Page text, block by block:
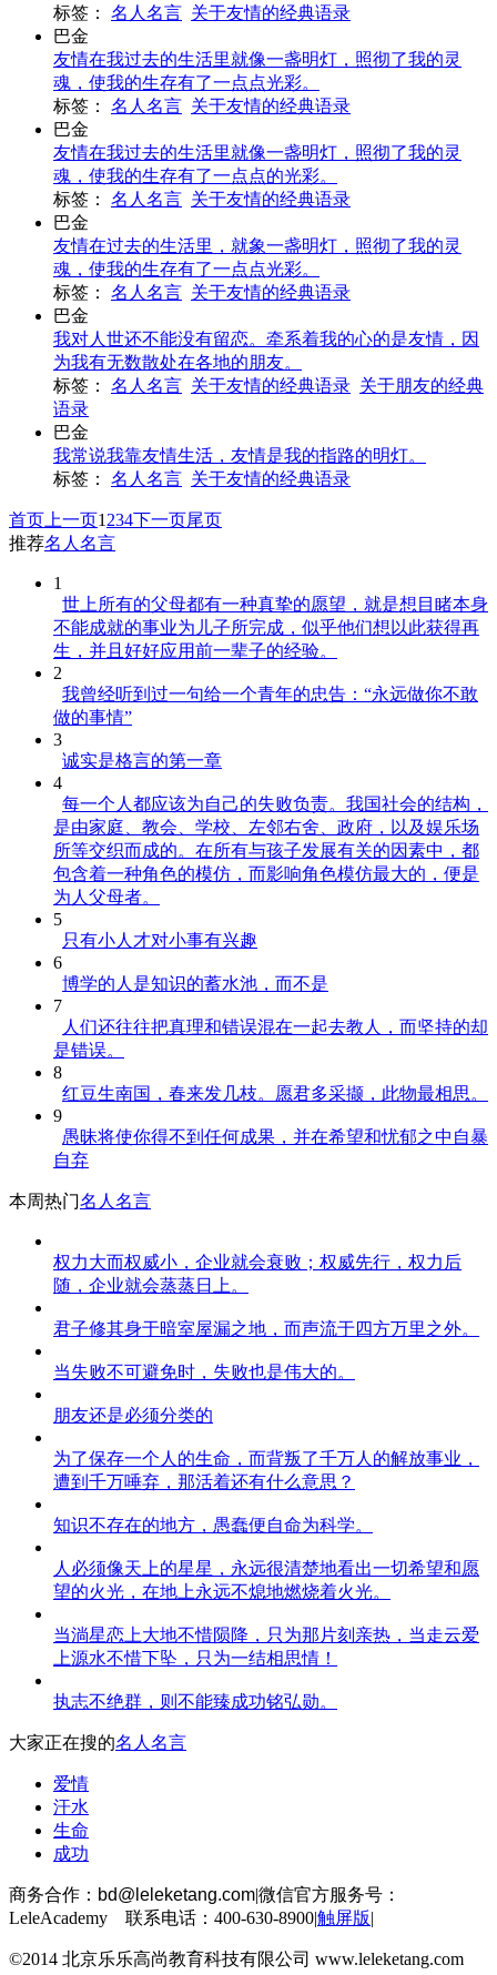
标签：
名人名言 关于友情的经典语录
巴金
友情在我过去的生活里就像一盏明灯，照彻了我的灵
魂，使我的生存有了一点点光彩。
标签：
名人名言 关于友情的经典语录
巴金
友情在我过去的生活里就像一盏明灯，照彻了我的灵
魂，使我的生存有了一点点的光彩。
标签：
名人名言 关于友情的经典语录
巴金
友情在过去的生活里，就象一盏明灯，照彻了我的灵
魂，使我的生存有了一点点光彩。
标签：
名人名言 关于友情的经典语录
巴金
我对人世还不能没有留恋。牵系着我的心的是友情，因
为我有无数散处在各地的朋友。
标签：
名人名言 关于友情的经典语录 关于朋友的经典
语录
巴金
我常说我靠友情生活，友情是我的指路的明灯。
标签：
名人名言 关于友情的经典语录
首页 上一页1 234下一页尾页
推荐名人名言
1
世上所有的父母都有一种真挚的愿望，就是想目睹本身
不能成就的事业为儿子所完成，似乎他们想以此获得再
生，并且好好应用前一辈子的经验。
2
我曾经听到过一句给一个青年的忠告：“永远做你不敢
做的事情”
3
诚实是格言的第一章
4
每一个人都应该为自己的失败负责。我国社会的结构，
是由家庭、教会、学校、左邻右舍、政府，以及娱乐场
所等交织而成的。在所有与孩子发展有关的因素中，都
包含着一种角色的模仿，而影响角色模仿最大的，便是
为人父母者。
5
只有小人才对小事有兴趣
6
博学的人是知识的蓄水池，而不是
7
人们还往往把真理和错误混在一起去教人，而坚持的却
是错误。
8
红豆生南国，春来发几枝。愿君多采撷，此物最相思。
9
愚昧将使你得不到任何成果，并在希望和忧郁之中自暴
自弃
本周热门名人名言
权力大而权威小，企业就会衰败；权威先行，权力后
随，企业就会蒸蒸日上。
君子修其身于暗室屋漏之地，而声流于四方万里之外。
当失败不可避免时，失败也是伟大的。
朋友还是必须分类的
为了保存一个人的生命，而背叛了千万人的解放事业，
遭到千万唾弃，那活着还有什么意思？
知识不存在的地方，愚蠢便自命为科学。
人必须像天上的星星，永远很清楚地看出一切希望和愿
望的火光，在地上永远不熄地燃烧着火光。
当淌星恋上大地不惜陨降，只为那片刻亲热，当走云爱
上源水不惜下坠，只为一结相思情！
执志不绝群，则不能臻成功铭弘勋。
大家正在搜的名人名言
爱情
汗水
生命
成功
商务合作： bd@leleketang.com|微信官方服务号：
LeleAcademy 联系电话：400-630-8900|触屏版|
©2014 北京乐乐高尚教育科技有限公司 www.leleketang.com